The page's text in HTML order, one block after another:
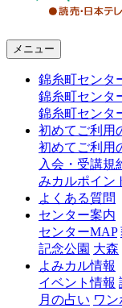
メニュー
錦糸町センタ
錦糸町センタ
錦糸町センタ
初めてご利用
初めてご利用
入会・受講規
みカルポイン
よくある質問
センター案内
センターMAP
記念公園 大森
よみカル情報
イベント情報
月の占い ワ